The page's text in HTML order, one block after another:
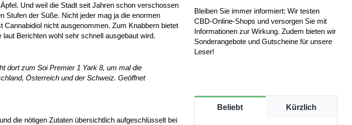
Und weil die Stadt seit Jahren schon verschossen
Stufen der Süße. Nicht jeder mag ja die enormen
nicht ausgenommen. Zum Knabbern bietet
Berichten wohl sehr schnell ausgebaut wird.
dort zum Soi Premier 1 Yark 8, um mal die
Österreich und der Schweiz. Geöffnet
die nötigen Zutaten übersichtlich aufgeschlüsselt bei
Bleiben Sie immer informiert: Wir testen
CBD-Online-Shops und versorgen Sie mit
Informationen zur Wirkung. Zudem bieten wir
Sonderangebote und Gutscheine für unsere
Leser!
Beliebt Kürzlich